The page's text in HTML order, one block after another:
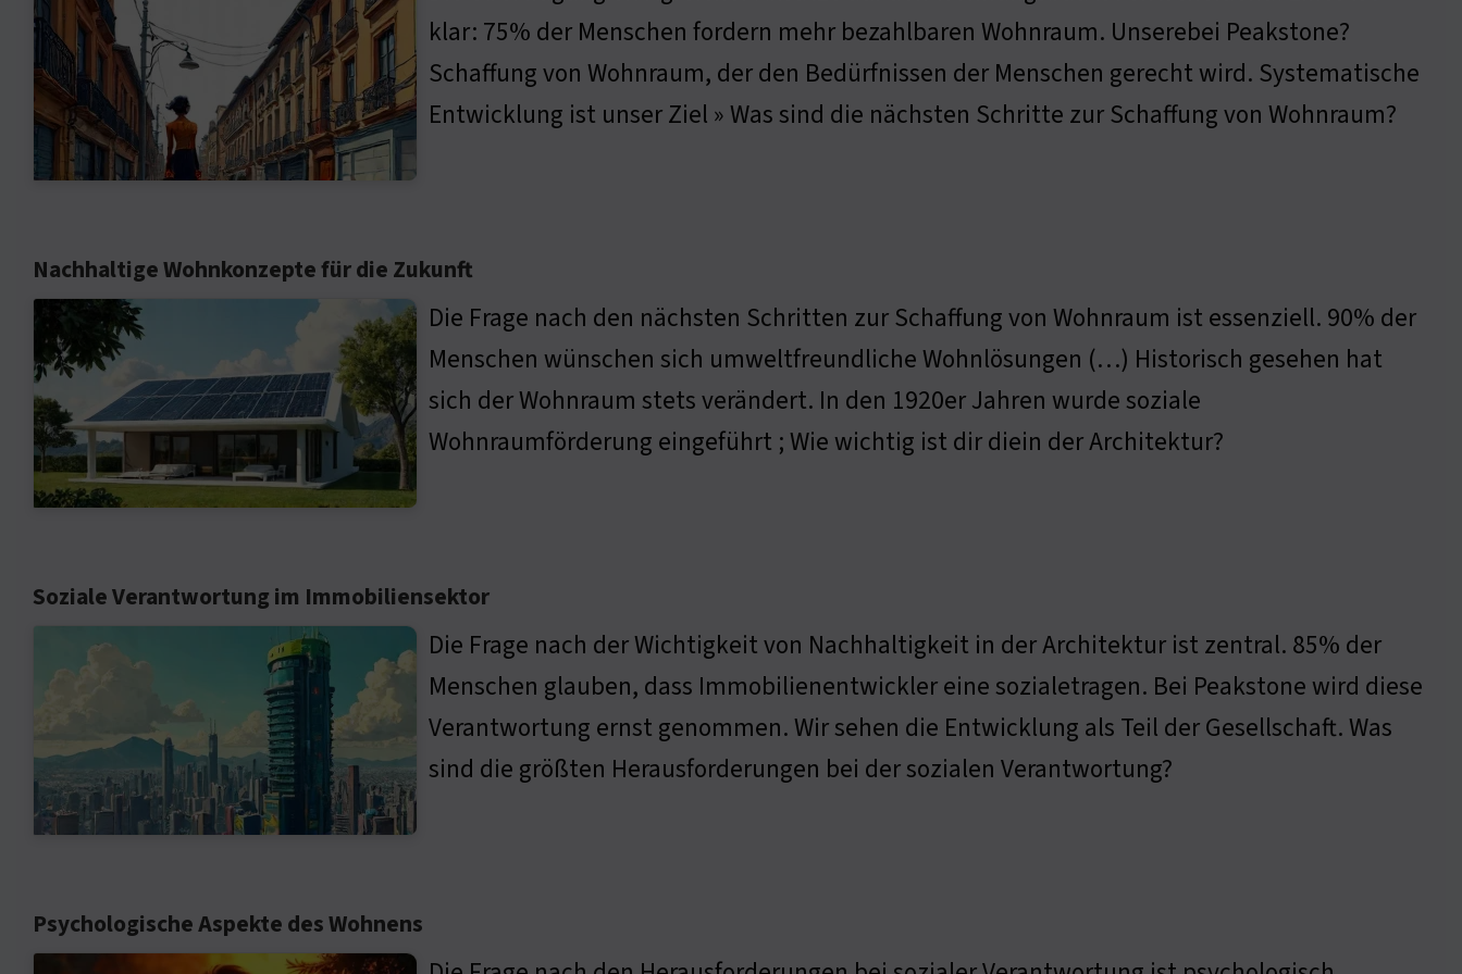
klar: 75% der Menschen fordern mehr bezahlbaren Wohnraum. Unserebei Peakstone?
Schaffung von Wohnraum, der den Bedürfnissen der Menschen gerecht wird. Systematische
Entwicklung ist unser Ziel » Was sind die nächsten Schritte zur Schaffung von Wohnraum?
Nachhaltige Wohnkonzepte für die Zukunft
Die Frage nach den nächsten Schritten zur Schaffung von Wohnraum ist essenziell. 90% der
Menschen wünschen sich umweltfreundliche Wohnlösungen (…) Historisch gesehen hat
sich der Wohnraum stets verändert. In den 1920er Jahren wurde soziale
Wohnraumförderung eingeführt ; Wie wichtig ist dir diein der Architektur?
Soziale Verantwortung im Immobiliensektor
Die Frage nach der Wichtigkeit von Nachhaltigkeit in der Architektur ist zentral. 85% der
Menschen glauben, dass Immobilienentwickler eine sozialetragen. Bei Peakstone wird diese
Verantwortung ernst genommen. Wir sehen die Entwicklung als Teil der Gesellschaft. Was
sind die größten Herausforderungen bei der sozialen Verantwortung?
Psychologische Aspekte des Wohnens